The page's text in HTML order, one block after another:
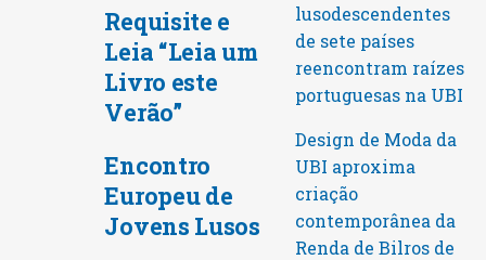
Requisite e
Leia “Leia um
Livro este
Verão”
Encontro
Europeu de
Jovens Lusos
lusodescendentes
de sete países
reencontram raízes
portuguesas na UBI
Design de Moda da
UBI aproxima
criação
contemporânea da
Renda de Bilros de